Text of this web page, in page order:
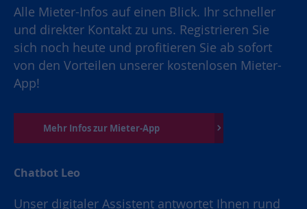
Alle Mieter-Infos auf einen Blick. Ihr schneller
und direkter Kontakt zu uns. Registrieren Sie
sich noch heute und profitieren Sie ab sofort
von den Vorteilen unserer kostenlosen Mieter-
App!
Mehr Infos zur Mieter-App
Chatbot Leo
Unser digitaler Assistent antwortet Ihnen rund